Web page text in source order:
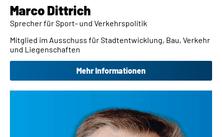
Marco Dittrich​
Sprecher für Sport- und Verkehrspolitik
Mitglied im Ausschuss für Stadtentwicklung, Bau, Verkehr
und Liegenschaften
Mehr Informationen